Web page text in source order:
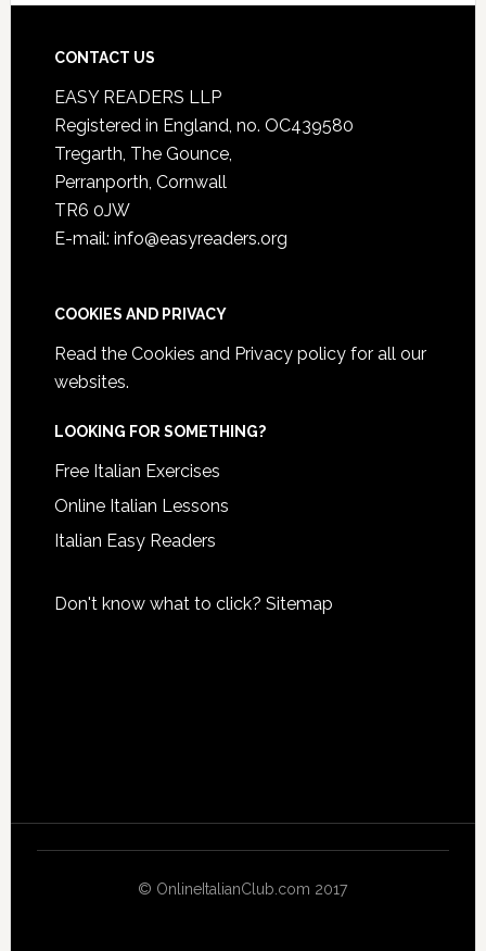
CONTACT US
EASY READERS LLP
Registered in England, no. OC439580
Tregarth, The Gounce,
Perranporth, Cornwall
TR6 0JW
E-mail: info@easyreaders.org
COOKIES AND PRIVACY
Read the Cookies and Privacy policyfor all our
websites.
LOOKING FOR SOMETHING?
Free Italian Exercises
Online Italian Lessons
Italian Easy Readers
Don't know what to click? Sitemap
© OnlineItalianClub.com 2017